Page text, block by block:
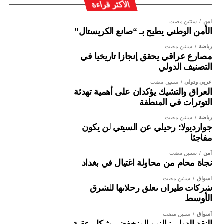
الأكثر قراءة
أمن سنتين مضت
الأمن الوطني يطيح بـ “صانع الكريستال”
رياضة سنتين مضت
مصارع عراقي يحقق إنجازا تاريخيا في
التصنيف الدولي
عربي ودولي سنتين مضت
العراق والتشيك يؤكدان على أهمية تهدئة
التوترات في المنطقة
رياضة سنتين مضت
جوارديولا: رحيلي عن السيتي لن يكون
مفاجئا
أمن سنتين مضت
نجاة محامٍ من محاولة اغتيال في بغداد
أسواق سنتين مضت
شركات طيران تعلق رحلاتها للشرق
الأوسط
أسواق سنتين مضت